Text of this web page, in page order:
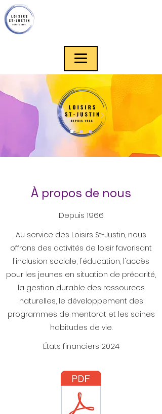
À propos de nous
Depuis 1966
Au service des Loisirs St-Justin, nous
offrons des activités de loisir favorisant
l'inclusion sociale, l'éducation, l'accès
pour les jeunes en situation de précarité,
la gestion durable des ressources
naturelles, le développement des
programmes de mentorat et les saines
habitudes de vie.
États financiers 2024